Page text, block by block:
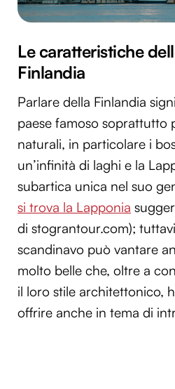
Le caratteristiche
Finlandia
Parlare della Finlandia
paese famoso soprattutto
naturali, in particolare i
un’infinità di laghi e la
subartica unica nel suo
si trova la Lapponia
di stograntour.com);
scandinavo può vantare
molto belle che, oltre a
il loro stile architettonico,
offrire anche in tema di